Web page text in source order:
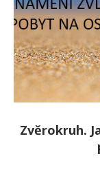
Zvěrokruh.